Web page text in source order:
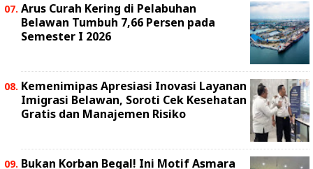
Arus Curah Kering di Pelabuhan
Belawan Tumbuh 7,66 Persen pada
Semester I 2026
Kemenimipas Apresiasi Inovasi Layanan
Imigrasi Belawan, Soroti Cek Kesehatan
Gratis dan Manajemen Risiko
Bukan Korban Begal! Ini Motif Asmara